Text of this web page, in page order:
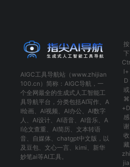
AIGC工具导航站（www.zhijian
100.cn）简称： AIGC导航 ，一
个全网最全的生成式人工智能工
具导航平台，分类包括AI写作 、 A
I绘画 、 AI视频 、 AI办公 、 AI数字
人 、 AI设计、 AI语音、 AI音乐、 A
I论文查重 、 AI简历 、 文本转语
音、 自媒体 、 chatgpt中文版 ，以
及 豆包、 文心一言 、 kimi 、 新华
妙笔ai等AI工具。
按
下
Ctr
l+
D
或
⌘
+D
感
谢
收
藏
zhi
jia